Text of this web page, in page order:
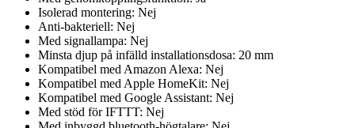
Isolerad montering: Nej
Anti-bakteriell: Nej
Med signallampa: Nej
Minsta djup på infälld installationsdosa: 20 mm
Kompatibel med Amazon Alexa: Nej
Kompatibel med Apple HomeKit: Nej
Kompatibel med Google Assistant: Nej
Med stöd för IFTTT: Nej